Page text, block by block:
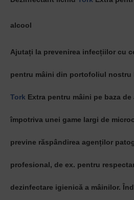
alcool
Ajutați la prevenirea infecțiilor cu
pentru mâini din portofoliul nostru
Tork Extra pentru mâini pe baza
împotriva unei game largi de
previne răspândirea agenților
profesional, de ex. pentru
dezinfectare igienică a mâinilor.